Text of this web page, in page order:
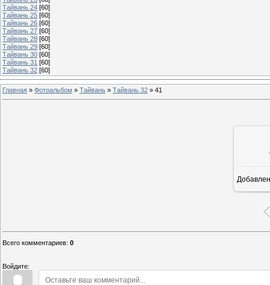
Тайвань 24 [60]
Тайвань 25 [60]
Тайвань 26 [60]
Тайвань 27 [60]
Тайвань 28 [60]
Тайвань 29 [60]
Тайвань 30 [60]
Тайвань 31 [60]
Тайвань 32 [60]
Главная » Фотоальбом » Тайвань » Тайвань 32 » 41
Всего комментариев: 0
Войдите: